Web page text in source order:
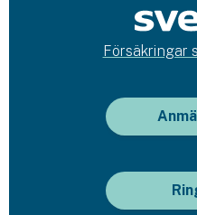
Försäkringar